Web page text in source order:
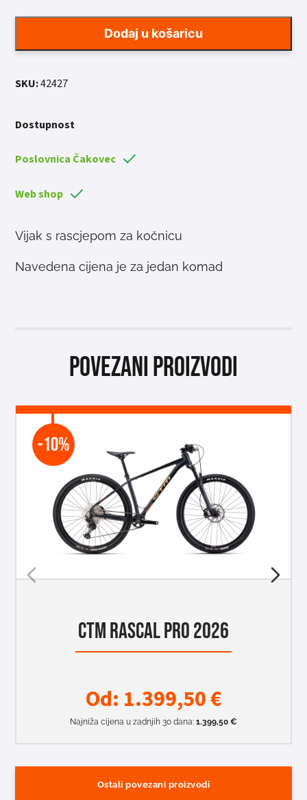
RASCJEPKOM
količina
Dodaj u košaricu
SKU:42427
Dostupnost
Poslovnica Čakovec
Web shop
Vijak s rascjepom za kočnicu
Navedena cijena je za jedan komad
Povezani proizvodi
-10%
CTM RASCAL PRO 2026
Od: 1.399,50€
Najniža cijena u zadnjih 30 dana: 1.399,50 €
Ostali povezani proizvodi